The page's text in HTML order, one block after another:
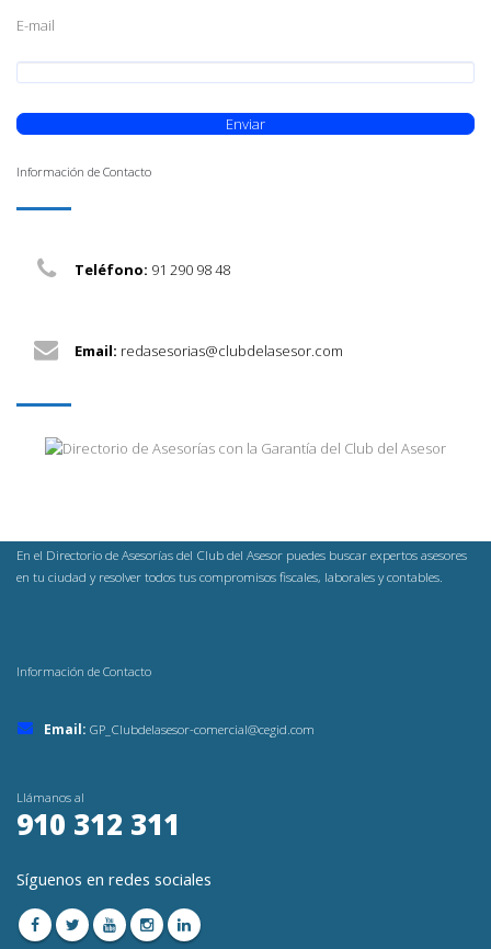
E-mail
Información de Contacto
Teléfono: 91 290 98 48
Email: redasesorias@clubdelasesor.com
En el Directorio de Asesorías del Club del Asesor puedes buscar expertos asesores
en tu ciudad y resolver todos tus compromisos fiscales, laborales y contables.
Información de Contacto
Email: GP_Clubdelasesor-comercial@cegid.com
Llámanos al
910 312 311
Síguenos en redes sociales